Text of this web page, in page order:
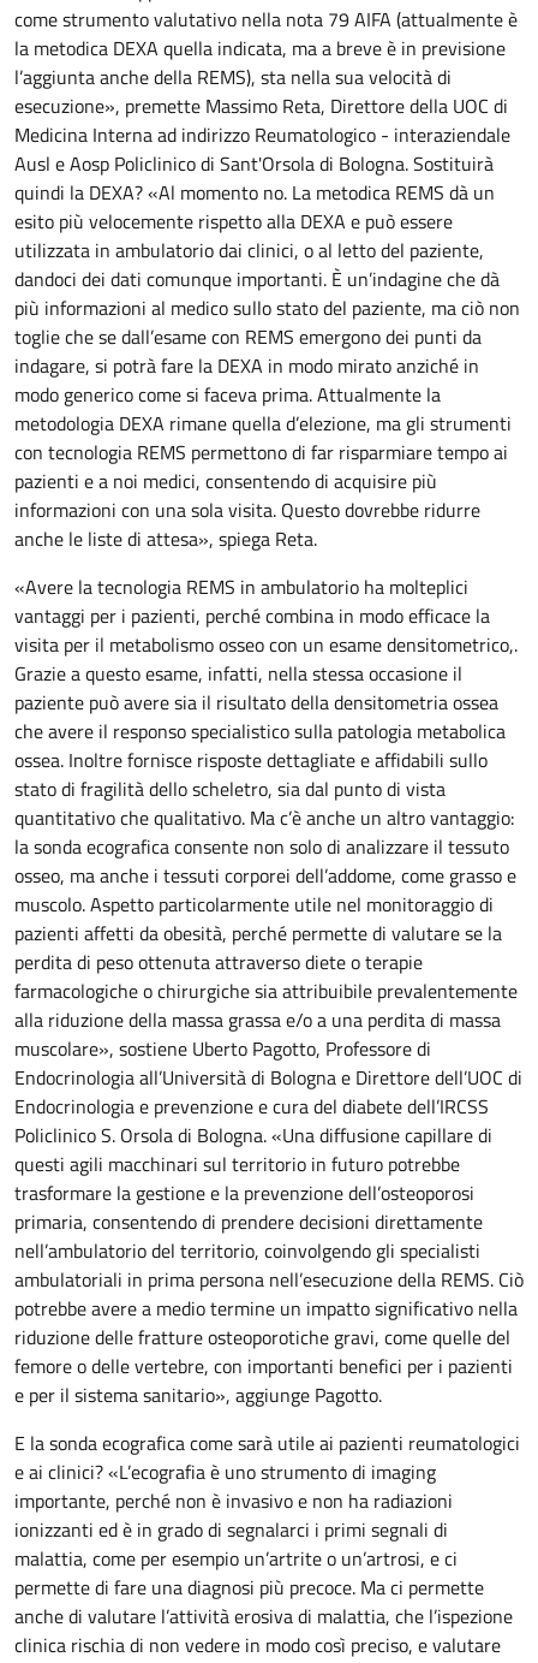
come strumento valutativo nella nota 79 AIFA (attualmente è
la metodica DEXA quella indicata, ma a breve è in previsione
l’aggiunta anche della REMS), sta nella sua velocità di
esecuzione», premette Massimo Reta, Direttore della UOC di
Medicina Interna ad indirizzo Reumatologico - interaziendale
Ausl e Aosp Policlinico di Sant'Orsola di Bologna. Sostituirà
quindi la DEXA? «Al momento no. La metodica REMS dà un
esito più velocemente rispetto alla DEXA e può essere
utilizzata in ambulatorio dai clinici, o al letto del paziente,
dandoci dei dati comunque importanti. È un’indagine che dà
più informazioni al medico sullo stato del paziente, ma ciò non
toglie che se dall’esame con REMS emergono dei punti da
indagare, si potrà fare la DEXA in modo mirato anziché in
modo generico come si faceva prima. Attualmente la
metodologia DEXA rimane quella d’elezione, ma gli strumenti
con tecnologia REMS permettono di far risparmiare tempo ai
pazienti e a noi medici, consentendo di acquisire più
informazioni con una sola visita. Questo dovrebbe ridurre
anche le liste di attesa», spiega Reta.
«Avere la tecnologia REMS in ambulatorio ha molteplici
vantaggi per i pazienti, perché combina in modo efficace la
visita per il metabolismo osseo con un esame densitometrico,.
Grazie a questo esame, infatti, nella stessa occasione il
paziente può avere sia il risultato della densitometria ossea
che avere il responso specialistico sulla patologia metabolica
ossea. Inoltre fornisce risposte dettagliate e affidabili sullo
stato di fragilità dello scheletro, sia dal punto di vista
quantitativo che qualitativo. Ma c’è anche un altro vantaggio:
la sonda ecografica consente non solo di analizzare il tessuto
osseo, ma anche i tessuti corporei dell’addome, come grasso e
muscolo. Aspetto particolarmente utile nel monitoraggio di
pazienti affetti da obesità, perché permette di valutare se la
perdita di peso ottenuta attraverso diete o terapie
farmacologiche o chirurgiche sia attribuibile prevalentemente
alla riduzione della massa grassa e/o a una perdita di massa
muscolare», sostiene Uberto Pagotto, Professore di
Endocrinologia all’Università di Bologna e Direttore dell’UOC di
Endocrinologia e prevenzione e cura del diabete dell’IRCSS
Policlinico S. Orsola di Bologna. «Una diffusione capillare di
questi agili macchinari sul territorio in futuro potrebbe
trasformare la gestione e la prevenzione dell’osteoporosi
primaria, consentendo di prendere decisioni direttamente
nell’ambulatorio del territorio, coinvolgendo gli specialisti
ambulatoriali in prima persona nell’esecuzione della REMS. Ciò
potrebbe avere a medio termine un impatto significativo nella
riduzione delle fratture osteoporotiche gravi, come quelle del
femore o delle vertebre, con importanti benefici per i pazienti
e per il sistema sanitario», aggiunge Pagotto.
E la sonda ecografica come sarà utile ai pazienti reumatologici
e ai clinici? «L’ecografia è uno strumento di imaging
importante, perché non è invasivo e non ha radiazioni
ionizzanti ed è in grado di segnalarci i primi segnali di
malattia, come per esempio un’artrite o un’artrosi, e ci
permette di fare una diagnosi più precoce. Ma ci permette
anche di valutare l’attività erosiva di malattia, che l’ispezione
clinica rischia di non vedere in modo così preciso, e valutare